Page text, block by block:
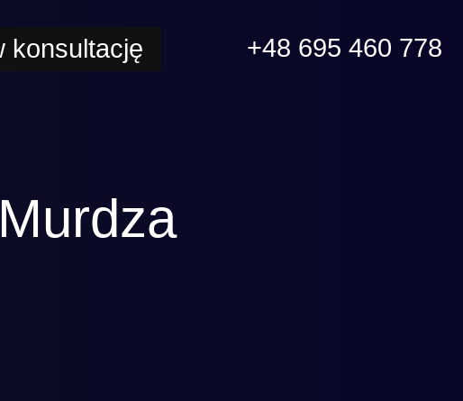
konsultację +48 695 460 778